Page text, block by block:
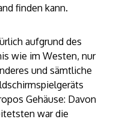
finden kann.
aufgrund des
wie im Westen, nur
und sämtliche
Gehäuse: Davon
war die